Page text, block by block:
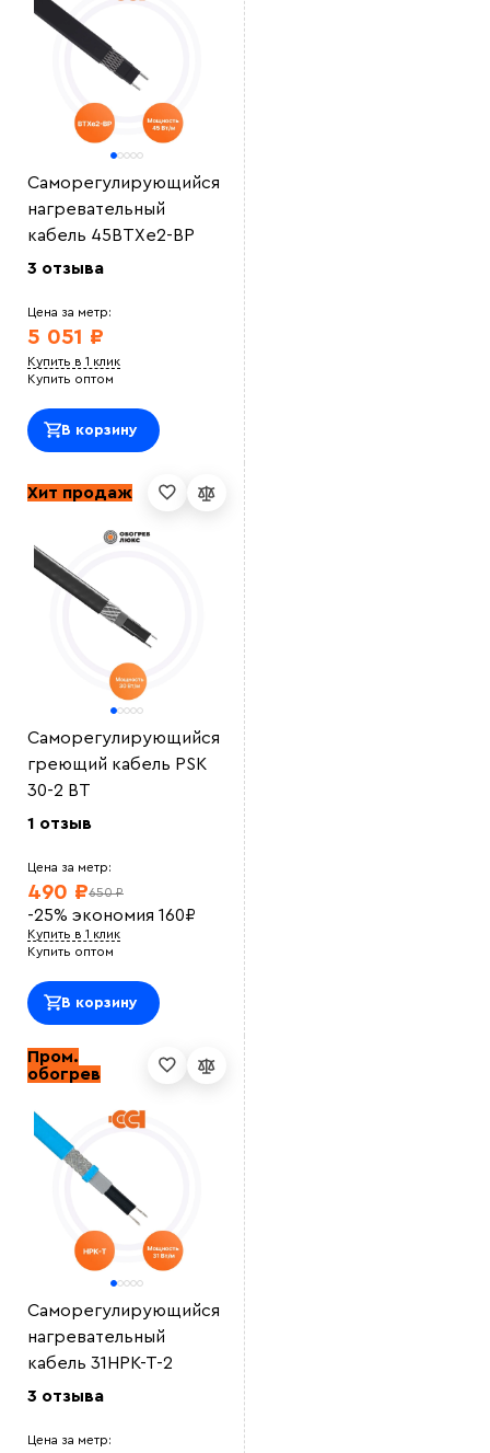
Саморегулирующийся
нагревательный
кабель 45ВТХe2-ВР
3 отзыва
Цена за метр:
5 051 ₽
Купить в 1 клик
Купить оптом
В корзину
Хит продаж
Саморегулирующийся
греющий кабель PSK
30-2 ВТ
1 отзыв
Цена за метр:
650 ₽
490 ₽
-25% экономия 160₽
Купить в 1 клик
Купить оптом
В корзину
Пром.
обогрев
Саморегулирующийся
нагревательный
кабель 31НРК-Т-2
3 отзыва
Цена за метр: